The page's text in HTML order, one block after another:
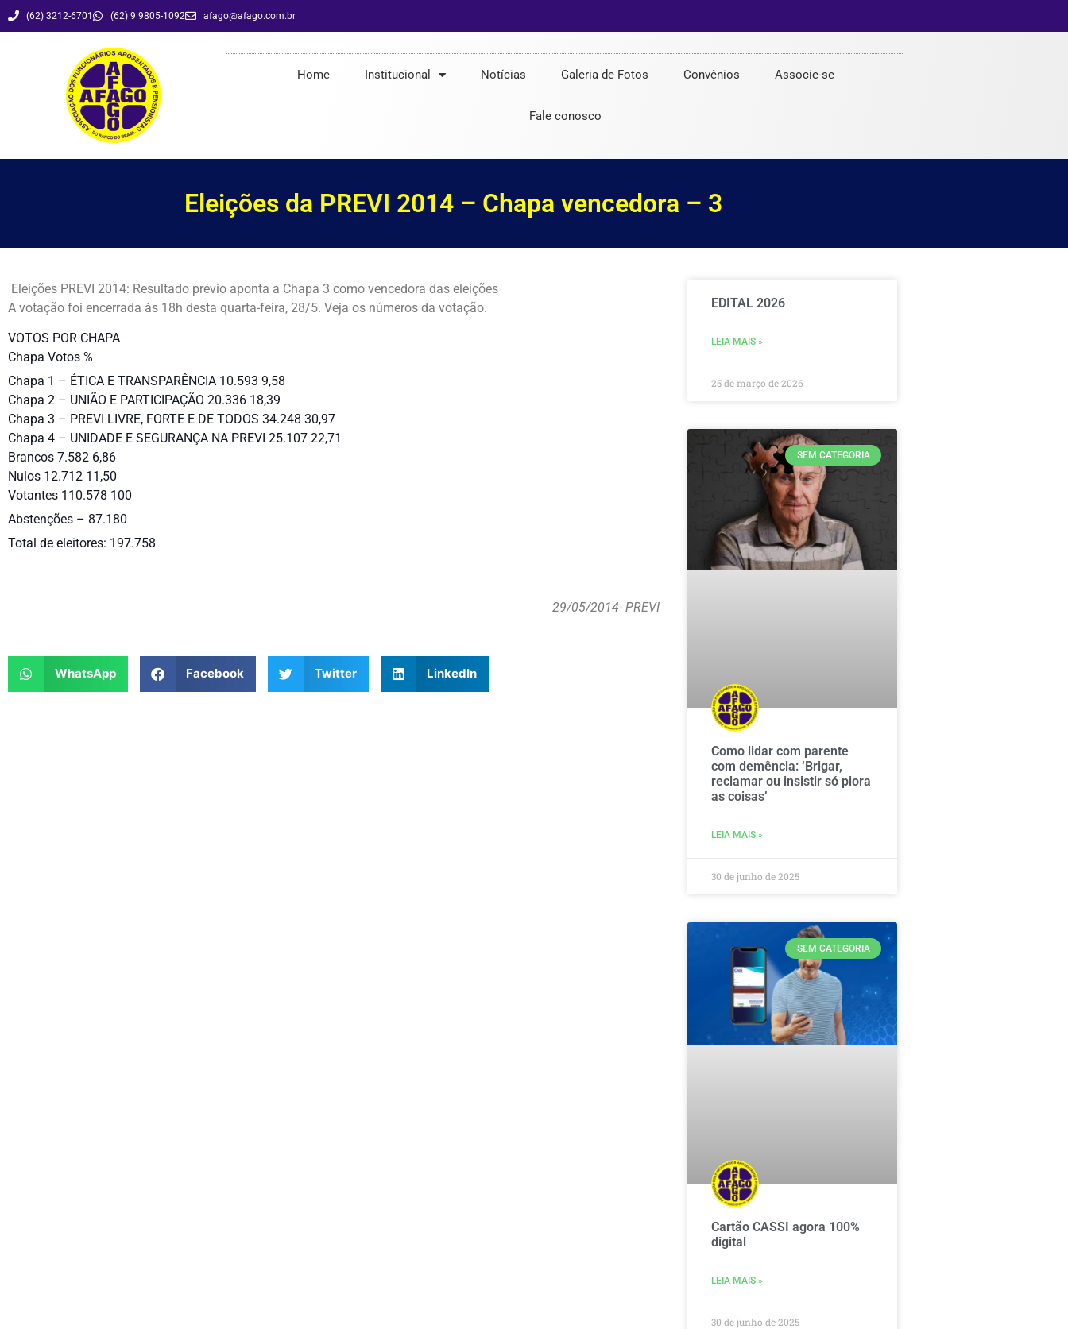
(62) 3212-6701 (62) 9 9805-1092 afago@afago.com.br
Home Institucional Notícias Galeria de Fotos Convênios Associe-se
Fale conosco
Eleições da PREVI 2014 – Chapa vencedora – 3
Eleições PREVI 2014: Resultado prévio aponta a Chapa 3 como vencedora das eleições
A votação foi encerrada às 18h desta quarta-feira, 28/5. Veja os números da votação.
VOTOS POR CHAPA
Chapa Votos %
Chapa 1 – ÉTICA E TRANSPARÊNCIA 10.593 9,58
Chapa 2 – UNIÃO E PARTICIPAÇÃO 20.336 18,39
Chapa 3 – PREVI LIVRE, FORTE E DE TODOS 34.248 30,97
Chapa 4 – UNIDADE E SEGURANÇA NA PREVI 25.107 22,71
Brancos 7.582 6,86
Nulos 12.712 11,50
Votantes 110.578 100
Abstenções – 87.180
Total de eleitores: 197.758
29/05/2014- PREVI
WhatsApp Facebook Twitter LinkedIn
EDITAL 2026
LEIA MAIS »
25 de março de 2026
SEM CATEGORIA
Como lidar com parente
com demência: ‘Brigar,
reclamar ou insistir só piora
as coisas’
LEIA MAIS »
30 de junho de 2025
SEM CATEGORIA
Cartão CASSI agora 100%
digital
LEIA MAIS »
30 de junho de 2025